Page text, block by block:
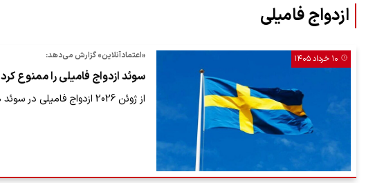
ازدواج فامیلی
۱۰ خرداد ۱۴۰۵ «اعتمادآنلاین» گزارش می‌دهد:
سوئد ازدواج فامیلی را ممنوع کرد
از ژوئن 2026 ازدواج فامیلی در سوئد ممنوع اعلام شده است.